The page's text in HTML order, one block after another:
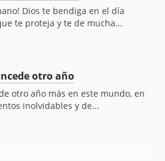
Dios te bendiga en el día
te proteja y te de mucha...
otro año
otro año más en este mundo, en
inolvidables y de...